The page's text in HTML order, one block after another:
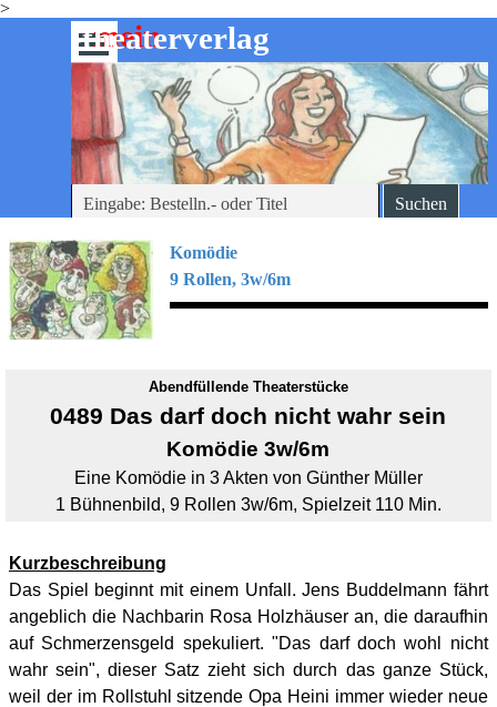
>
Direkt zum Seiteninhalt
-theaterverlag
mein
Menü überspringen
Suchen
Komödie
9 Rollen, 3w/6m
Abendfüllende Theaterstücke
0489 Das darf doch nicht wahr sein
Komödie 3w/6m
Eine Komödie in 3 Akten von Günther Müller
1 Bühnenbild, 9 Rollen 3w/6m, Spielzeit 110 Min.
Kurzbeschreibung
Das Spiel beginnt mit einem Unfall. Jens Buddelmann fährt
angeblich die Nachbarin Rosa Holzhäuser an, die daraufhin
auf Schmerzensgeld spekuliert. "Das darf doch wohl nicht
wahr sein", dieser Satz zieht sich durch das ganze Stück,
weil der im Rollstuhl sitzende Opa Heini immer wieder neue